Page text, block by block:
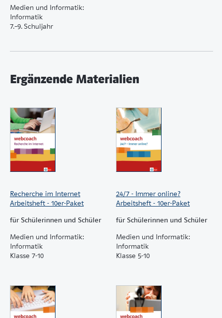
Medien und Informatik:
Informatik
7.–9. Schuljahr
Ergänzende Materialien
Recherche im Internet
Arbeitsheft - 10er-Paket
für Schülerinnen und Schüler
Medien und Informatik:
Informatik
Klasse 7-10
24/7 - Immer online?
Arbeitsheft - 10er-Paket
für Schülerinnen und Schüler
Medien und Informatik:
Informatik
Klasse 5-10